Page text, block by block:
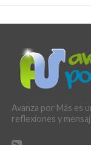
Avanza por Más es
reflexiones y